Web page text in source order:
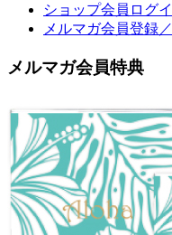
ショップ会員ログ
メルマガ会員登録
メルマガ会員特典